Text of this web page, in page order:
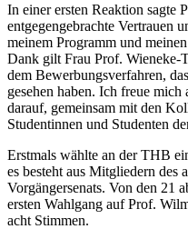
In einer ersten Reaktion sagte
entgegengebrachte Vertrauen
meinem Programm und
Dank gilt Frau Prof. Wieneke-
dem Bewerbungsverfahren,
gesehen haben. Ich freue
darauf, gemeinsam mit den
Studentinnen und Studenten
Erstmals wählte an der THB
es besteht aus Mitgliedern des
Vorgängersenats. Von den 21
ersten Wahlgang auf Prof.
acht Stimmen.